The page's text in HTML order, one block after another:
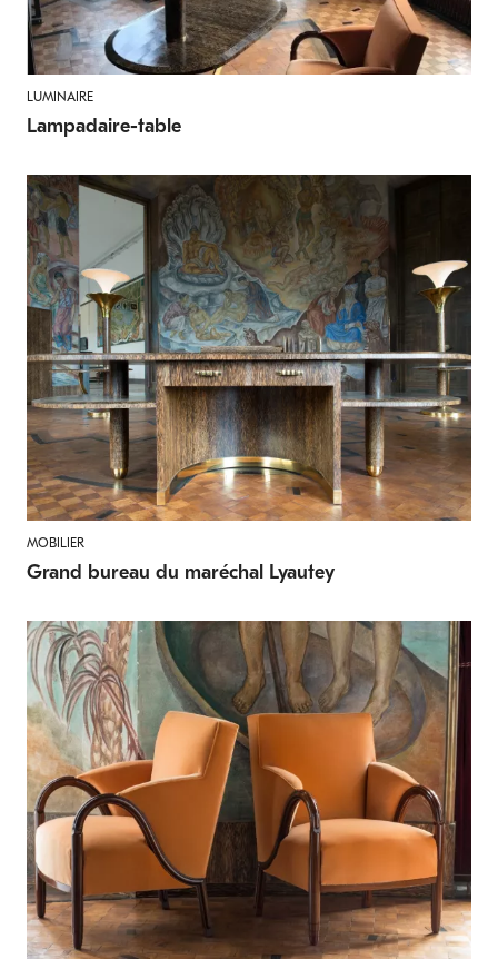
LUMINAIRE
Lampadaire-table
MOBILIER
Grand bureau du maréchal Lyautey